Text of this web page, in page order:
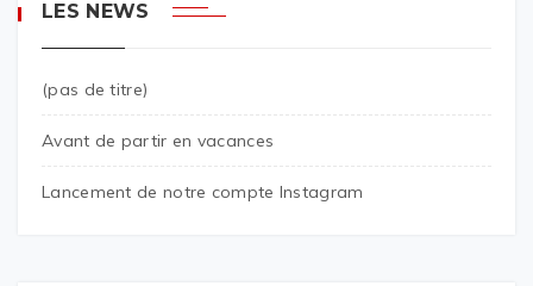
LES NEWS
(pas de titre)
Avant de partir en vacances
Lancement de notre compte Instagram